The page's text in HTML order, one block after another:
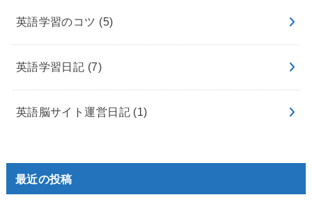
英語学習のコツ (5)
英語学習日記 (7)
英語脳サイト運営日記 (1)
最近の投稿